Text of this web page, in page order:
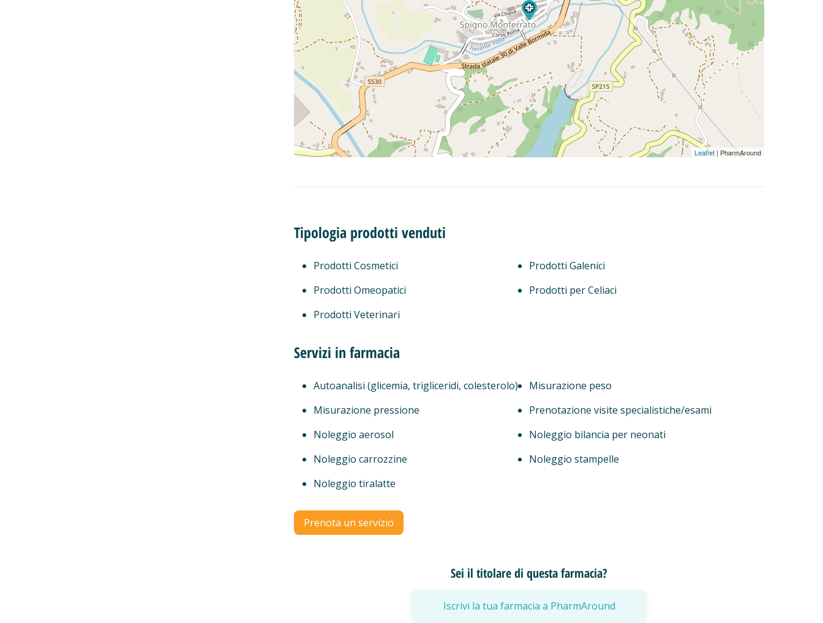
Leaflet | PharmAround
Tipologia prodotti venduti
Prodotti Cosmetici
Prodotti Galenici
Prodotti Omeopatici
Prodotti per Celiaci
Prodotti Veterinari
Servizi in farmacia
Autoanalisi (glicemia, trigliceridi, colesterolo)
Misurazione peso
Misurazione pressione
Prenotazione visite specialistiche/esami
Noleggio aerosol
Noleggio bilancia per neonati
Noleggio carrozzine
Noleggio stampelle
Noleggio tiralatte
Prenota un servizio
Sei il titolare di questa farmacia?
Iscrivi la tua farmacia a PharmAround